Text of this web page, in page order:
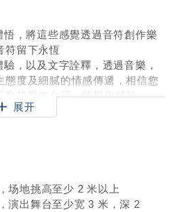
，將這些感覺透過音符創作樂
符留下永恆
，以及文字詮釋，透過音樂，
態度及細膩的情感傳遞，相信您
音符敲進心裡」的那份感動
隨著現場氛圍融入其中，您將
爵士樂團「用心」與您以音
們的"世界"就是多
展开
场地挑高至少 2 米以上
演出舞台至少宽 3 米，深 2